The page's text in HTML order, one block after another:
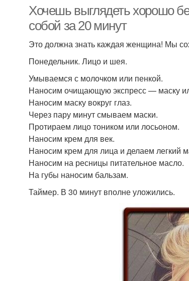
Хочешь выглядеть хорошо
собой за 20 минут
Это должна знать каждая женщина! Мы
Понедельник. Лицо и шея.
Умываемся с молочком или пенкой.
Наносим очищающую экспресс — маску
Наносим маску вокруг глаз.
Через пару минут смываем маски.
Протираем лицо тоником или лосьоном.
Наносим крем для век.
Наносим крем для лица и делаем легкий
Наносим на ресницы питательное масло.
На губы наносим бальзам.
Таймер. В 30 минут вполне уложились.